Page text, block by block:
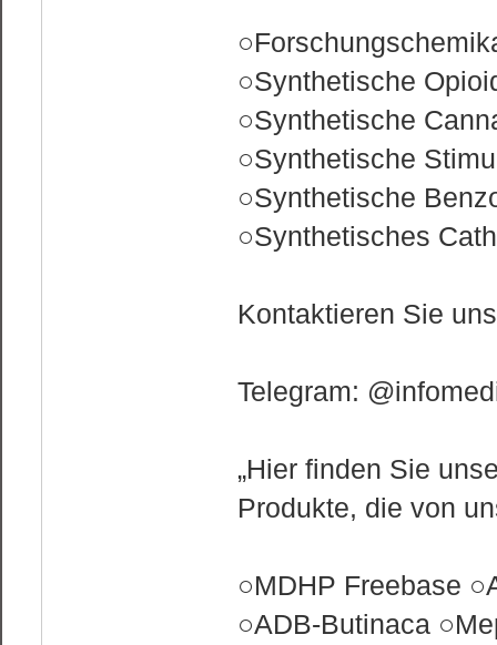
○Synthetische
○Synthetische
○Synthetische
○Synthetische
○Synthetisches
Kontaktieren Sie
Telegram:
„Hier finden Sie
Produkte, die von
○MDHP Freebase
○ADB-Butinaca